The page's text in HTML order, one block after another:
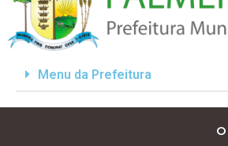
Menu da Prefeitura